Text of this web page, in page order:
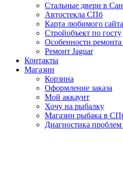
Стальные двери в
Автостекла СПб
Карта любимого сайта
Стройобъект по госту
Особенности ремонта
Ремонт Jaguar
Контакты
Магазин
Корзина
Оформление заказа
Мой аккаунт
Хочу на рыбалку
Магазин рыбака в
Диагностика